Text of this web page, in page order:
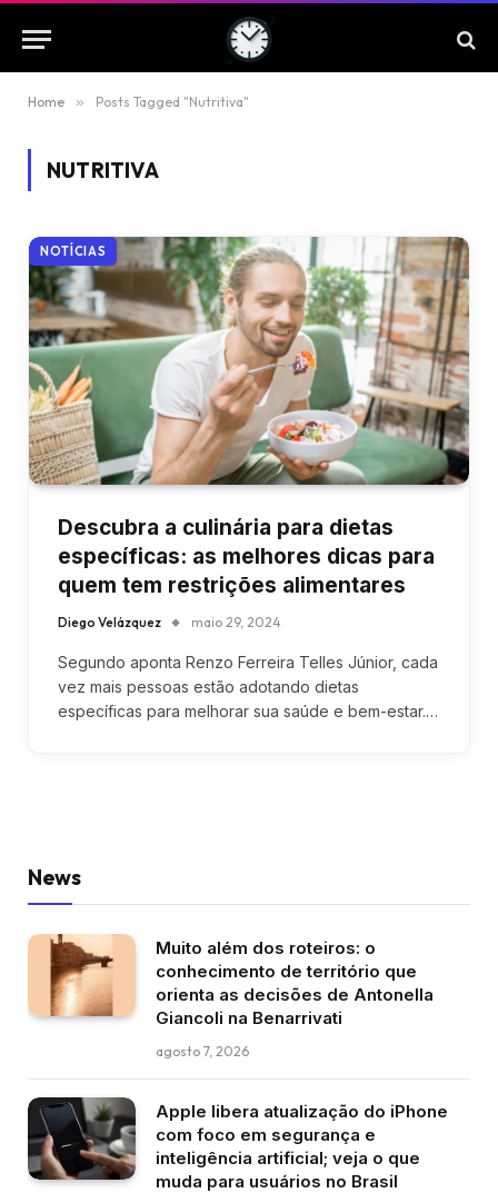
Home » Posts Tagged "Nutritiva"
NUTRITIVA
NOTÍCIAS
Descubra a culinária para dietas
específicas: as melhores dicas para
quem tem restrições alimentares
Diego Velázquez maio 29, 2024
Segundo aponta Renzo Ferreira Telles Júnior, cada
vez mais pessoas estão adotando dietas
específicas para melhorar sua saúde e bem-estar.…
News
Muito além dos roteiros: o
conhecimento de território que
orienta as decisões de Antonella
Giancoli na Benarrivati
agosto 7, 2026
Apple libera atualização do iPhone
com foco em segurança e
inteligência artificial; veja o que
muda para usuários no Brasil